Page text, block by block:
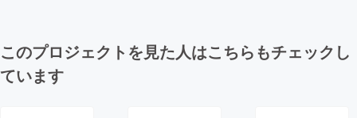
このプロジェクトを見た人はこちらもチェックし
ています